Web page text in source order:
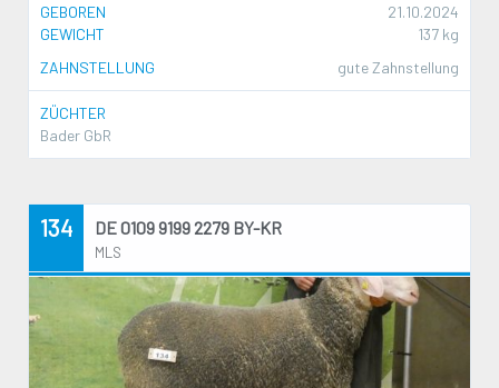
GEBOREN
21.10.2024
GEWICHT
137 kg
ZAHNSTELLUNG
gute Zahnstellung
ZÜCHTER
Bader GbR
134 DE 0109 9199 2279 BY-KR
MLS